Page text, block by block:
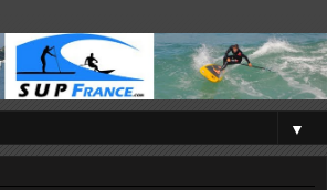
▼